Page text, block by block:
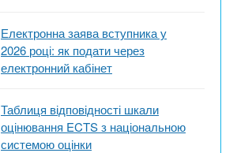
Електронна заява вступника у
2026 році: як подати через
електронний кабінет
Таблиця відповідності шкали
оцінювання ECTS з національною
системою оцінки